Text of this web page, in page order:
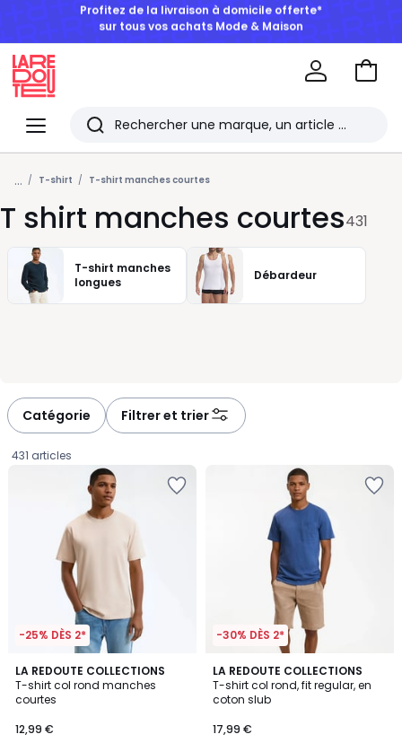
BONS PLANS | Jusqu'à -50% dès 2 articles*
Menu
Redoute
Rechercher
Les
derniers
articles
consultés
Aller
... T-shirt T-shirt manches courtes
T shirt manches courtes431
T-shirt manches
longues
Débardeur
Catégorie Filtrer et trier
431 articles
-25% DÈS 2*
LA REDOUTE COLLECTIONS
T-shirt col rond manches
courtes
€.
12,99 €
4,8
/ 5
10
Couleurs
-30% DÈS 2*
LA REDOUTE COLLECTIONS
T-shirt col rond, fit regular, en
coton slub
17,99 €
4,5
/ 5
2
Couleurs